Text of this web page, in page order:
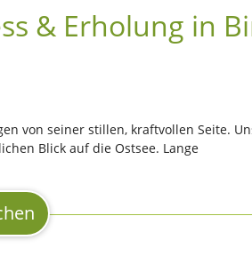
& Erholung in
von seiner stillen, kraftvollen Seite.
Blick auf die Ostsee. Lange